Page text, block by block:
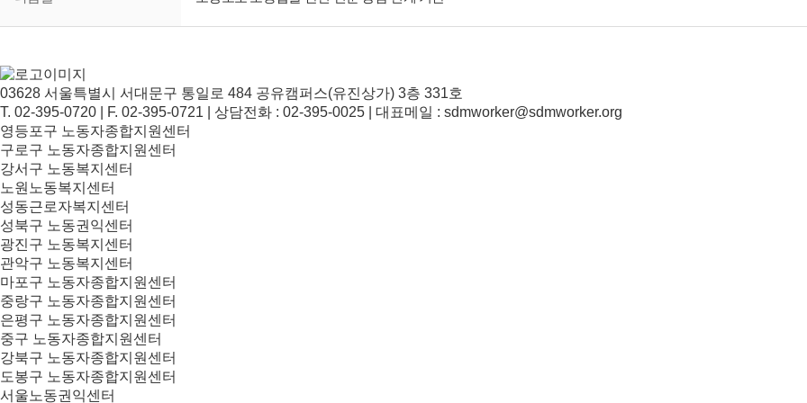
03628 서울특별시 서대문구 통일로 484 공유캠퍼스(유진상가) 3층 331호
T. 02-395-0720 | F. 02-395-0721 | 상담전화 : 02-395-0025 | 대표메일 : sdmworker@sdmworker.org
영등포구 노동자종합지원센터
구로구 노동자종합지원센터
강서구 노동복지센터
노원노동복지센터
성동근로자복지센터
성북구 노동권익센터
광진구 노동복지센터
관악구 노동복지센터
마포구 노동자종합지원센터
중랑구 노동자종합지원센터
은평구 노동자종합지원센터
중구 노동자종합지원센터
강북구 노동자종합지원센터
도봉구 노동자종합지원센터
서울노동권익센터